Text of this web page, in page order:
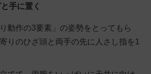
手に置く
動作の3要素」の姿勢をとってもら
りのひざ頭と両手の先に人さし指を1